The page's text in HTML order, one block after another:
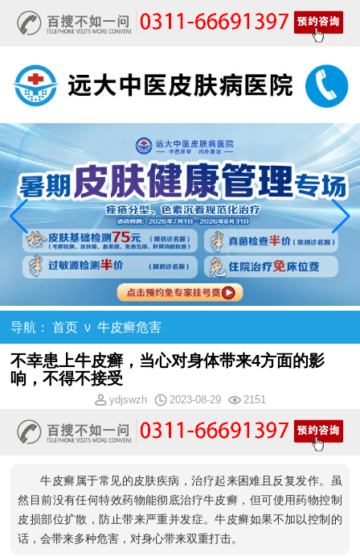
导航： 首页 ν牛皮癣危害
不幸患上牛皮癣，当心对身体带来4方面的影
响，不得不接受
ydjswzh 2023-08-29 2151
牛皮癣属于常见的皮肤疾病，治疗起来困难且反复发作。虽
然目前没有任何特效药物能彻底治疗牛皮癣，但可使用药物控制
皮损部位扩散，防止带来严重并发症。牛皮癣如果不加以控制的
话，会带来多种危害，对身心带来双重打击。